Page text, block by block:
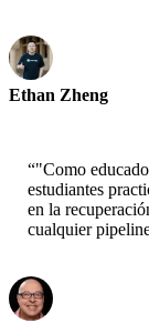
Ethan Zheng
“"Como
estudiantes
en la
cualquier